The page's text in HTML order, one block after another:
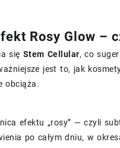
Rosy Glow –
się Stem Cellular, co
jest to, jak
obciąża.
efektu „rosy” — czyli
po całym dniu, w